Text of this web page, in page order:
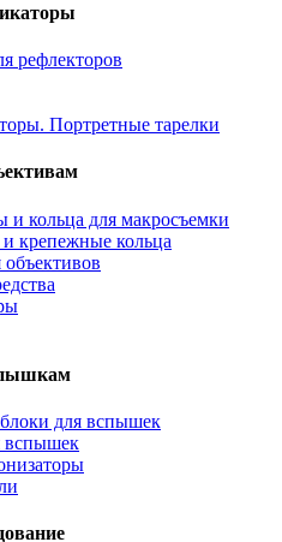
рефлекторов
Портретные тарелки
и кольца для макросъемки
крепежные кольца
для вспышек
вспышек